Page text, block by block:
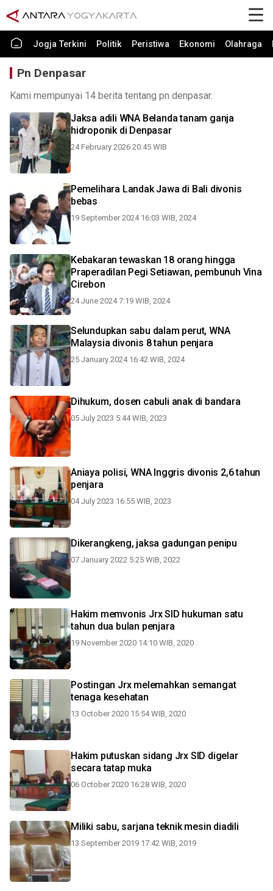
Jogja Terkini Politik Peristiwa Ekonomi Olahraga
Pn Denpasar
Kami mempunyai 14 berita tentang pn denpasar.
Jaksa adili WNA Belanda tanam ganja
hidroponik di Denpasar
24 February 2026 20:45 WIB
Pemelihara Landak Jawa di Bali divonis
bebas
19 September 2024 16:03 WIB, 2024
Kebakaran tewaskan 18 orang hingga
Praperadilan Pegi Setiawan, pembunuh Vina
Cirebon
24 June 2024 7:19 WIB, 2024
Selundupkan sabu dalam perut, WNA
Malaysia divonis 8 tahun penjara
25 January 2024 16:42 WIB, 2024
Dihukum, dosen cabuli anak di bandara
05 July 2023 5:44 WIB, 2023
Aniaya polisi, WNA Inggris divonis 2,6 tahun
penjara
04 July 2023 16:55 WIB, 2023
Dikerangkeng, jaksa gadungan penipu
07 January 2022 5:25 WIB, 2022
Hakim memvonis Jrx SID hukuman satu
tahun dua bulan penjara
19 November 2020 14:10 WIB, 2020
Postingan Jrx melemahkan semangat
tenaga kesehatan
13 October 2020 15:54 WIB, 2020
Hakim putuskan sidang Jrx SID digelar
secara tatap muka
06 October 2020 16:28 WIB, 2020
Miliki sabu, sarjana teknik mesin diadili
13 September 2019 17:42 WIB, 2019